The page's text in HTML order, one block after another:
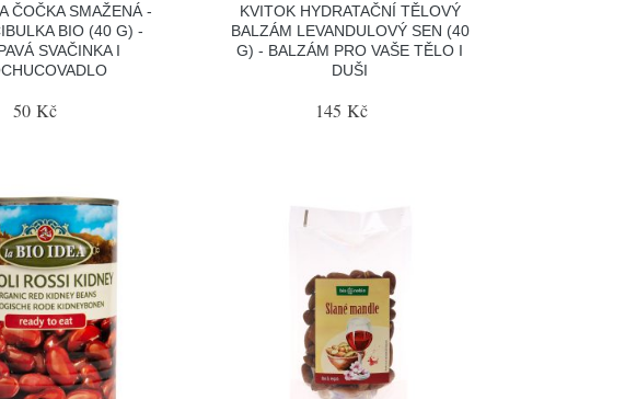
ČOČKA SMAŽENÁ -
BIO (40 G) -
SVAČINKA I
50 Kč
KVITOK HYDRATAČNÍ TĚLOVÝ
BALZÁM LEVANDULOVÝ SEN (40
G) - BALZÁM PRO VAŠE TĚLO I
DUŠI
145 Kč